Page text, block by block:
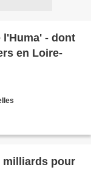
l'Huma' - dont
en Loire-
milliards pour